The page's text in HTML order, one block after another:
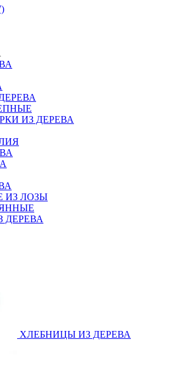
ИЗ ДЕРЕВА
ИЗ ЛОЗЫ
ДЕРЕВА
ХЛЕБНИЦЫ ИЗ ДЕРЕВА